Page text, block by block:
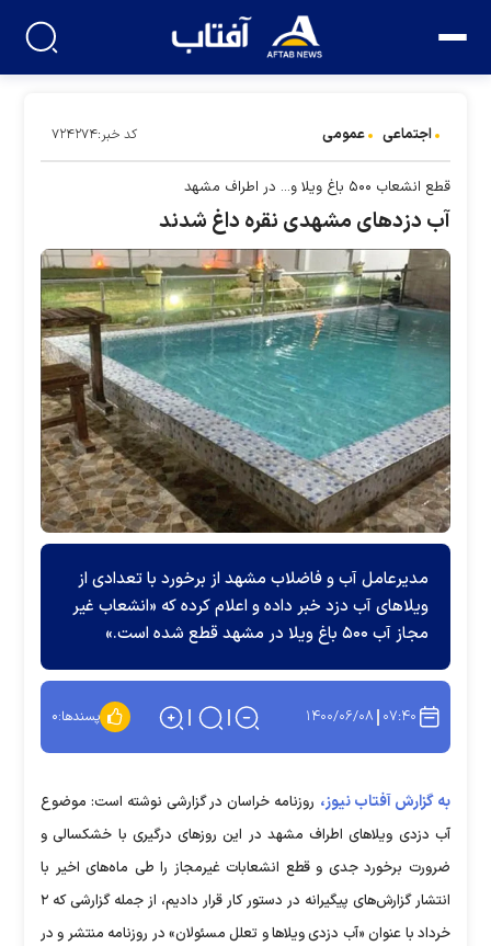
اجتماعی عمومی کد خبر:۷۲۴۲۷۴
قطع انشعاب ۵۰۰ باغ ویلا و... در اطراف مشهد
آب دزد‌های مشهدی نقره داغ شدند
مدیرعامل آب و فاضلاب مشهد از برخورد با تعدادی از
ویلا‌های آب دزد خبر داده و اعلام کرده که «انشعاب غیر
مجاز آب ۵۰۰ باغ ویلا در مشهد قطع شده است.»
۰۷:۴۰ ۱۴۰۰/۰۶/۰۸ پسندها:۰
به گزارش آفتاب نیوز، روزنامه خراسان در گزارشی نوشته است: موضوع
آب دزدی ویلا‌های اطراف مشهد در این روز‌های درگیری با خشکسالی و
ضرورت برخورد جدی و قطع انشعابات غیرمجاز را طی ماه‌های اخیر با
انتشار گزارش‌های پیگیرانه در دستور کار قرار دادیم، از جمله گزارشی که ۲
خرداد با عنوان «آب دزدی ویلا‌ها و تعلل مسئولان» در روزنامه منتشر و در